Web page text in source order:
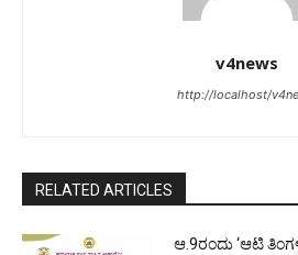
v4news
http://localhost/
RELATED ARTICLES
ಆ.9ರಂದು ‘ಆಟಿ ತಿಂಗಳ